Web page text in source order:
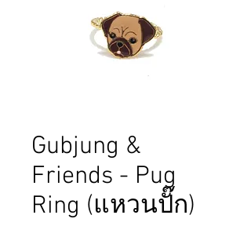
Gubjung &
Friends - Pug
Ring (แหวนปั๊ก)